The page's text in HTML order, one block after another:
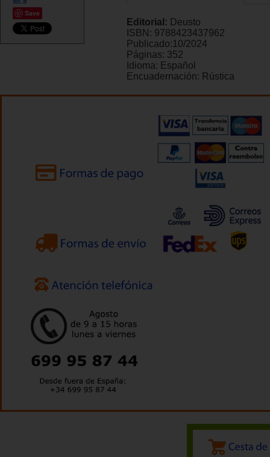
Save
Editorial: Deusto
ISBN: 9788423437962
Publicado:10/2024
Páginas: 352
Idioma: Español
Encuadernación: Rústica